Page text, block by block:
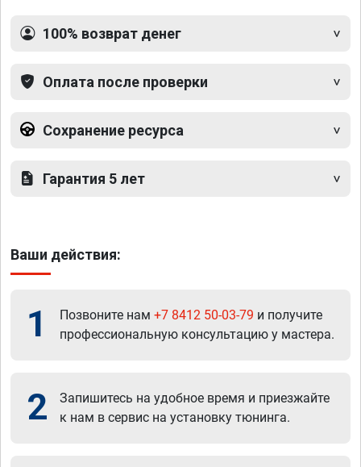
100% возврат денег
Оплата после проверки
Сохранение ресурса
Гарантия 5 лет
Ваши действия:
1 Позвоните нам +7 8412 50-03-79 и получите
профессиональную консультацию у мастера.
2
Запишитесь на удобное время и приезжайте
к нам в сервис на установку тюнинга.